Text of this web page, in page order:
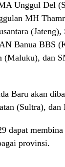
Unggul Del
MH
Banua BBS
dan
Baru akan
(Sultra),
dapat
provinsi.